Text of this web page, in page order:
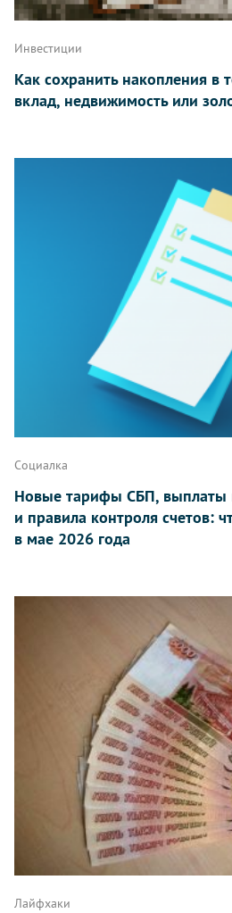
Инвестиции
Как сохранить накопления в
вклад, недвижимость или
Социалка
Новые тарифы СБП, выплаты
и правила контроля счетов:
в мае 2026 года
Лайфхаки